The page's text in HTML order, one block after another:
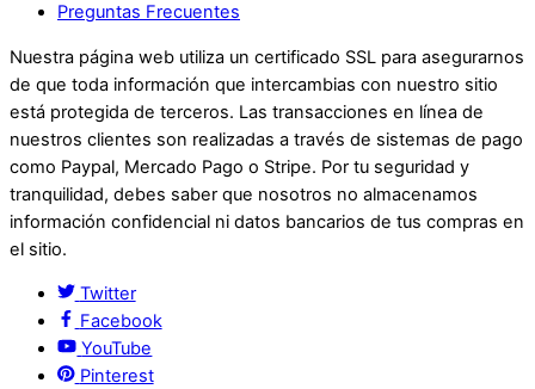
Preguntas Frecuentes
Nuestra página web utiliza un certificado SSL para asegurarnos
de que toda información que intercambias con nuestro sitio
está protegida de terceros. Las transacciones en línea de
nuestros clientes son realizadas a través de sistemas de pago
como Paypal, Mercado Pago o Stripe. Por tu seguridad y
tranquilidad, debes saber que nosotros no almacenamos
información confidencial ni datos bancarios de tus compras en
el sitio.
Twitter
Facebook
YouTube
Pinterest